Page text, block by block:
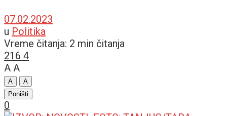
07.02.2023
u Politika
Vreme čitanja: 2 min čitanja
216 4
A A
A
A
Poništi
0